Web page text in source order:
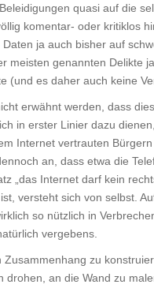
quasi auf die
komentar- oder kritiklos
ja auch bisher auf
meisten genannten Delikte
(und es daher auch keine
erwähnt werden, dass
in erster Linier dazu
Internet vertrauten
an, dass etwa die
„das Internet darf kein
versteht sich von selbst.
so nützlich in
vergebens.
zu
drohen, an die Wand zu